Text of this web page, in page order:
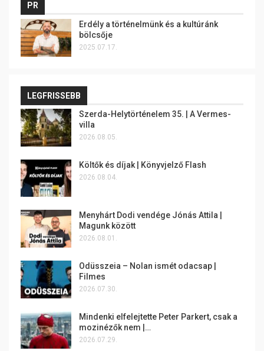
PR
Erdély a történelmünk és a kultúránk
bölcsője
2025.07.17.
LEGFRISSEBB
Szerda-Helytörténelem 35. | A Vermes-
villa
2026.08.05.
Költők és díjak | Könyvjelző Flash
2026.08.04.
Menyhárt Dodi vendége Jónás Attila |
Magunk között
2026.08.01.
Odüsszeia – Nolan ismét odacsap |
Filmes
2026.07.30.
Mindenki elfelejtette Peter Parkert, csak a
mozinézők nem |…
2026.07.29.